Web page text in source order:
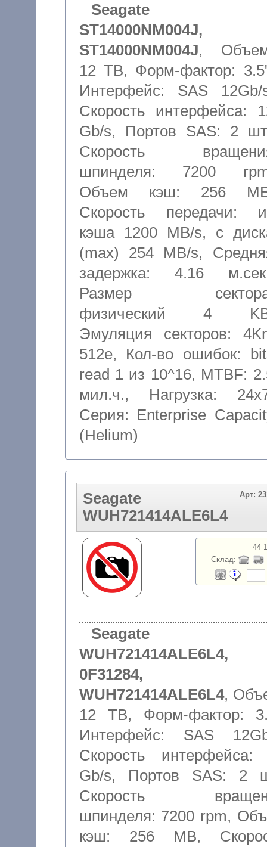
Seagate
ST14000NM004J,
ST14000NM004J,
12 TB, Форм-фактор:
Интерфейс: SAS 12Gb/
Скорость интерфейса:
Gb/s, Портов SAS: 2
Скорость
шпинделя: 7200
Объем кэш: 256
Скорость передачи:
кэша 1200 MB/s, с
(max) 254 MB/s,
задержка: 4.16
Размер
физический 4
Эмуляция секторов:
512e, Кол-во ошибок:
read 1 из 10^16, MTBF:
мил.ч., Нагрузка:
Серия: Enterprise
(Helium)
Seagate
WUH721414ALE6L4
Арт:
44
Склад:
Seagate
WUH721414ALE6L4,
0F31284,
WUH721414ALE6L4,
12 TB, Форм-фактор:
Интерфейс: SAS
Скорость интерфейса:
Gb/s, Портов SAS: 2
Скорость
шпинделя: 7200 rpm,
кэш: 256 MB,